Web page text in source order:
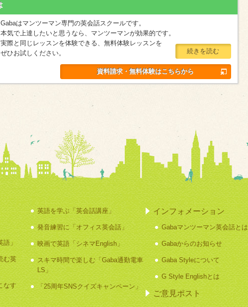
Gabaはマンツーマン専門の英会話スクールです。
本気で上達したいと思うなら、マンツーマンが効果的です。
実際と同じレッスンを体験できる、無料体験レッスンを
ぜひお試しください。
続きを読む
資料請求・無料体験はこちらから
」
む英
なす
英語を学ぶ「英会話講座」
発音練習に「オフィス英会話」
映画で英語「シネマEnglish」
スキマ時間で楽しむ「Gaba通勤電車
LS」
「25周年SNSクイズキャンペーン」
インフォメーション
Gabaマンツーマン英会話とは
Gabaからのお知らせ
Gaba Styleについて
G Style Englishとは
ご意見ポスト